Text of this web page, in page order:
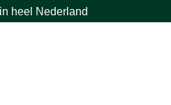
heel Nederland